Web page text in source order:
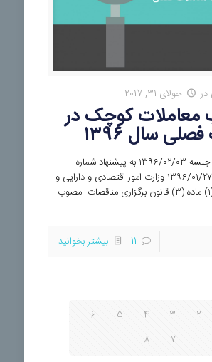
در جولای 31, 2017
کوچک در
سال ۱۳۹۶
هیئت وزیران در جلسه ۱۳۹۶/۰۲/۰۳ به پیشنهاد شماره
۵۸۷۹/۵۶ مورخ ۱۳۹۶/۰۱/۲۷ وزارت امور اقتصادی و دارایی و
به استناد تبصره (۱) ماده (۳) قانون برگزاری مناقصات -مصوب
11 بیشتر بخوانید
2
3
4
5
6
7
8